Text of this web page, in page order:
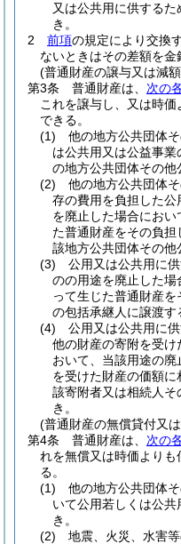
又は公共用に供する
き。
2
前項の規定により交換
ないときはその差額を金
(普通財産の譲与又は減
第3条
普通財産は、 次の
これを譲与し、又は時
できる。
(1)
他の地方公共団体
は公共用又は公益事
の地方公共団体その他
(2)
他の地方公共団体
存の費用を負担した
を廃止した場合にお
た普通財産をその負
該地方公共団体その他
(3)
公用又は公共用に
のの用途を廃止した場
って生じた普通財産
の包括承継人に譲渡す
(4)
公用又は公共用に
他の財産の寄附を受け
おいて、当該用途の
を受けた財産の価額
該寄附者又は相続人そ
き。
(普通財産の無償貸付又
第4条
普通財産は、 次の
れを無償又は時価よりも
る。
(1)
他の地方公共団体
いて公用若しくは公共
き。
(2)
地震、火災、水害